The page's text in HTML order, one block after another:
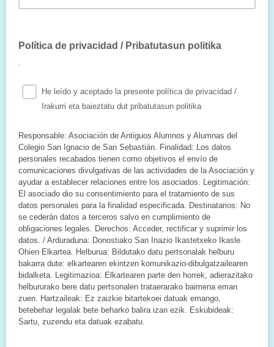
Política de privacidad / Pribatutasun politika
.
He leído y aceptado la presente política de privacidad /
Irakurri eta baieztatu dut pribatutasun politika
Responsable: Asociación de Antiguos Alumnos y Alumnas del
Colegio San Ignacio de San Sebastián. Finalidad: Los datos
personales recabados tienen como objetivos el envío de
comunicaciones divulgativas de las actividades de la Asociación y
ayudar a establecer relaciones entre los asociados. Legitimación:
El asociado dio su consentimiento para el tratamiento de sus
datos personales para la finalidad especificada. Destinatarios: No
se cederán datos a terceros salvo en cumplimiento de
obligaciones legales. Derechos: Acceder, rectificar y suprimir los
datos. / Arduraduna: Donostiako San Inazio Ikastetxeko Ikasle
Ohien Elkartea. Helburua: Bildutako datu pertsonalak helburu
bakarra dute: elkartearen ekintzen komunikazio-dibulgatzailearen
bidalketa. Legitimazioa: Elkartearen parte den horrek, adierazitako
helbururako bere datu pertsonalen trataerarako baimena eman
zuen. Hartzaileak: Ez zaizkie bitartekoei datuak emango,
betebehar legalak bete beharko balira izan ezik. Eskubideak:
Sartu, zuzendu eta datuak ezabatu.